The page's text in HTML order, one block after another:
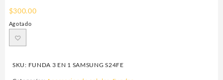
$300.00
Agotado
SKU: FUNDA 3 EN 1 SAMSUNG S24FE